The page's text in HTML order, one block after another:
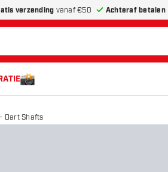
verzending vanaf €50 Achteraf betalen
Dart Shafts